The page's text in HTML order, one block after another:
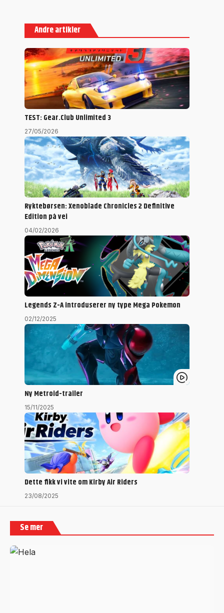
Andre artikler
TEST: Gear.Club Unlimited 3
27/05/2026
Ryktebørsen: Xenoblade Chronicles 2 Definitive
Edition på vei
04/02/2026
Legends Z-A introduserer ny type Mega Pokemon
02/12/2025
Ny Metroid-trailer
15/11/2025
Dette fikk vi vite om Kirby Air Riders
23/08/2025
Se mer